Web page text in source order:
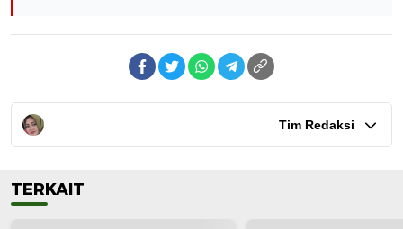
Tim Redaksi
TERKAIT